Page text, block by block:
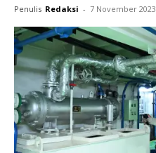
Penulis Redaksi - 7 November 2023